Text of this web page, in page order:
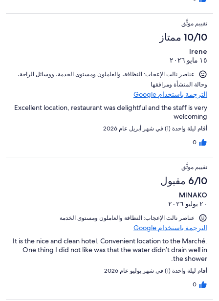
تقييم موثَّق
10/10 ممتاز
Irene
١٥ مايو ٢٠٢٦
عناصر نالت الإعجاب: ⁦النظافة⁩، و⁦العاملون ومستوى الخدمة⁩، و⁦وسائل الراحة⁩،
و⁦حالة المنشأة ومرافقها⁩
الترجمة باستخدام Google
Excellent location, restaurant was delightful and the staff is very
welcoming
أقام ليلة واحدة (1) في شهر أبريل عام 2026
0
تقييم موثَّق
6/10 مقبول
MINAKO
٢٠ يوليو ٢٠٢٦
عناصر نالت الإعجاب: ⁦النظافة⁩ و⁦العاملون ومستوى الخدمة⁩
الترجمة باستخدام Google
It is the nice and clean hotel. Convenient location to the Marché.
One thing I did not like was that the water didn’t drain well in
the shower.
أقام ليلة واحدة (1) في شهر يوليو عام 2026
0